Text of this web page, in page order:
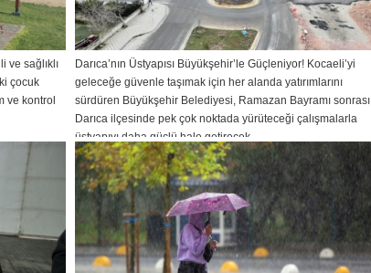
ve sağlıklı
çocuk
ve kontrol
Darıca’nın Üstyapısı Büyükşehir’le Güçleniyor! Kocaeli’yi
geleceğe güvenle taşımak için her alanda yatırımlarını
sürdüren Büyükşehir Belediyesi, Ramazan Bayramı sonrası
Darıca ilçesinde pek çok noktada yürüteceği çalışmalarla
üstyapıyı daha güçlü hale getirecek.